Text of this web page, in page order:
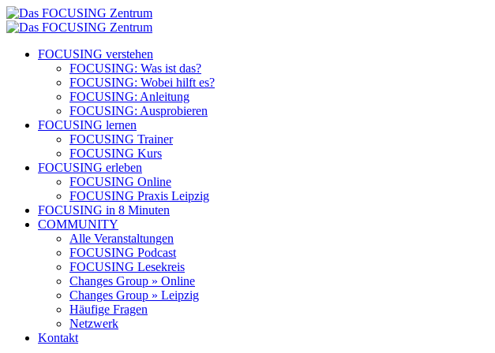
FOCUSING verstehen
FOCUSING: Was ist das?
FOCUSING: Wobei hilft es?
FOCUSING: Anleitung
FOCUSING: Ausprobieren
FOCUSING lernen
FOCUSING Trainer
FOCUSING Kurs
FOCUSING erleben
FOCUSING Online
FOCUSING Praxis Leipzig
FOCUSING in 8 Minuten
COMMUNITY
Alle Veranstaltungen
FOCUSING Podcast
FOCUSING Lesekreis
Changes Group » Online
Changes Group » Leipzig
Häufige Fragen
Netzwerk
Kontakt